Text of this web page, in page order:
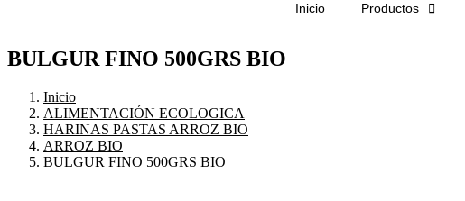
Inicio Productos 
BULGUR FINO 500GRS BIO
Inicio
ALIMENTACIÓN ECOLOGICA
HARINAS PASTAS ARROZ BIO
ARROZ BIO
BULGUR FINO 500GRS BIO